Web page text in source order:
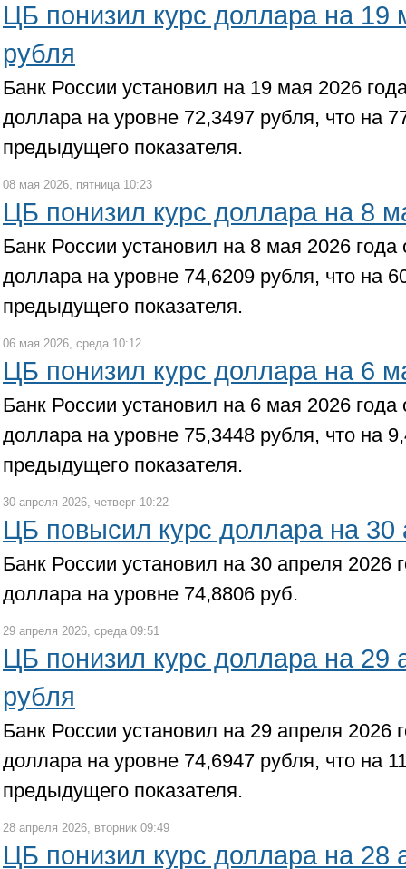
ЦБ понизил курс доллара на 19
рубля
Банк России установил на 19 мая 2026
доллара на уровне 72,3497 рубля, что на
предыдущего показателя.
08 мая 2026, пятница 10:23
ЦБ понизил курс доллара на 8
Банк России установил на 8 мая 2026
доллара на уровне 74,6209 рубля, что на
предыдущего показателя.
06 мая 2026, среда 10:12
ЦБ понизил курс доллара на 6
Банк России установил на 6 мая 2026
доллара на уровне 75,3448 рубля, что на
предыдущего показателя.
30 апреля 2026, четверг 10:22
ЦБ повысил курс доллара на 30
Банк России установил на 30 апреля 2026
доллара на уровне 74,8806 руб.
29 апреля 2026, среда 09:51
ЦБ понизил курс доллара на 29
рубля
Банк России установил на 29 апреля 2026
доллара на уровне 74,6947 рубля, что на
предыдущего показателя.
28 апреля 2026, вторник 09:49
ЦБ понизил курс доллара на 28